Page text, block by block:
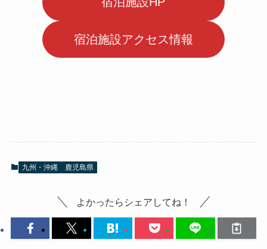
宿泊施設アクセス情報
九州・沖縄 鹿児島県
よかったらシェアしてね！